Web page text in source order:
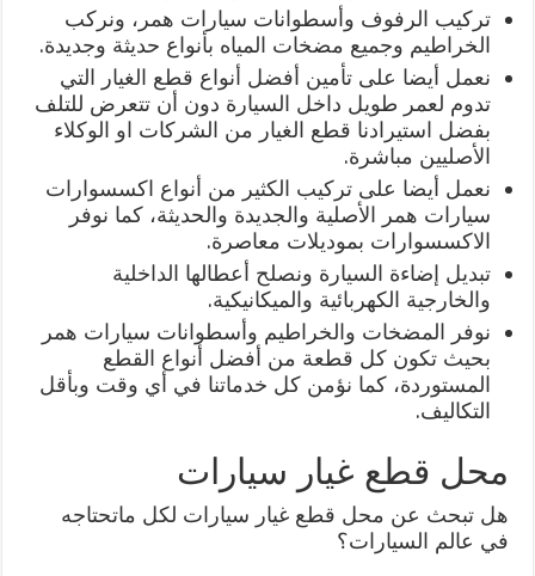
تركيب الرفوف وأسطوانات سيارات همر، ونركب
الخراطيم وجميع مضخات المياه بأنواع حديثة وجديدة.
نعمل أيضا على تأمين أفضل أنواع قطع الغيار التي
تدوم لعمر طويل داخل السيارة دون أن تتعرض للتلف
بفضل استيرادنا قطع الغيار من الشركات او الوكلاء
الأصليين مباشرة.
نعمل أيضا على تركيب الكثير من أنواع اكسسوارات
سيارات همر الأصلية والجديدة والحديثة، كما نوفر
الاكسسوارات بموديلات معاصرة.
تبديل إضاءة السيارة ونصلح أعطالها الداخلية
والخارجية الكهربائية والميكانيكية.
نوفر المضخات والخراطيم وأسطوانات سيارات همر
بحيث تكون كل قطعة من أفضل أنواع القطع
المستوردة، كما نؤمن كل خدماتنا في أي وقت وبأقل
التكاليف.
محل قطع غيار سيارات
هل تبحث عن محل قطع غيار سيارات لكل ماتحتاجه
في عالم السيارات؟